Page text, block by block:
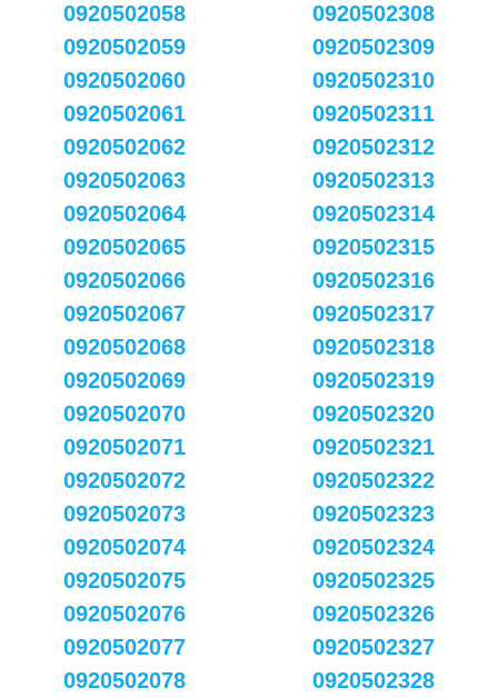
0920502058
0920502059
0920502060
0920502061
0920502062
0920502063
0920502064
0920502065
0920502066
0920502067
0920502068
0920502069
0920502070
0920502071
0920502072
0920502073
0920502074
0920502075
0920502076
0920502077
0920502078
0920502308
0920502309
0920502310
0920502311
0920502312
0920502313
0920502314
0920502315
0920502316
0920502317
0920502318
0920502319
0920502320
0920502321
0920502322
0920502323
0920502324
0920502325
0920502326
0920502327
0920502328